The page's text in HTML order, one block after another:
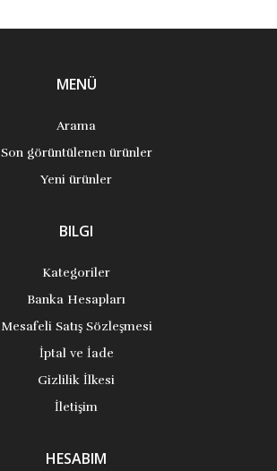
MENÜ
Arama
Son görüntülenen ürünler
Yeni ürünler
BILGI
Kategoriler
Banka Hesapları
Mesafeli Satış Sözleşmesi
İptal ve İade
Gizlilik İlkesi
İletişim
HESABIM